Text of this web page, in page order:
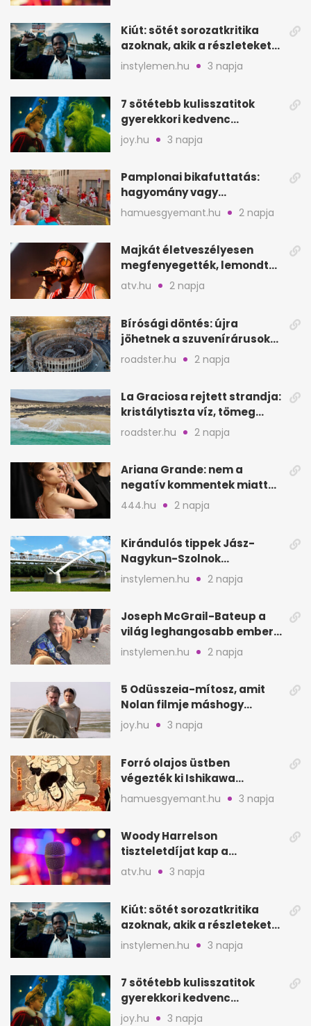
Kiút: sötét sorozatkritika
azoknak, akik a részleteket
keresik
instylemen.hu 3 napja
7 sötétebb kulisszatitok
gyerekkori kedvenc
filmjeinkről a Joy szerint
joy.hu 3 napja
Pamplonai bikafuttatás:
hagyomány vagy
értelmetlen vérontás?
hamuesgyemant.hu 2 napja
Majkát életveszélyesen
megfenyegették, lemondta
a sepsiszentgyörgyi
atv.hu 2 napja
Bírósági döntés: újra
jöhetnek a szuvenírárusok
Európa ikonikus helyére
roadster.hu 2 napja
La Graciosa rejtett strandja:
kristálytiszta víz, tömeg
nélkül
roadster.hu 2 napja
Ariana Grande: nem a
negatív kommentek miatt
vonul vissza
444.hu 2 napja
Kirándulós tippek Jász-
Nagykun-Szolnok
megyében: 6 kihagyhatatlan
hely
instylemen.hu 2 napja
Joseph McGrail-Bateup a
világ leghangosabb embere
lett Ausztráliából
instylemen.hu 2 napja
5 Odüsszeia-mítosz, amit
Nolan filmje máshogy
mutat, mint Homérosz
joy.hu 3 napja
Forró olajos üstben
végezték ki Ishikawa
Goemont, Japán Robin
Hoodját
hamuesgyemant.hu 3 napja
Woody Harrelson
tiszteletdíjat kap a
Szarajevói Filmfesztiválon
atv.hu 3 napja
Kiút: sötét sorozatkritika
azoknak, akik a részleteket
keresik
instylemen.hu 3 napja
7 sötétebb kulisszatitok
gyerekkori kedvenc
filmjeinkről a Joy szerint
joy.hu 3 napja